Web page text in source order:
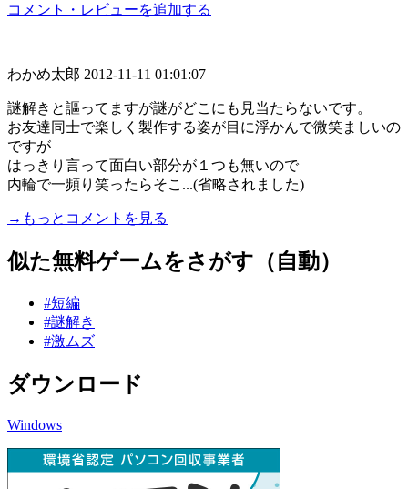
コメント・レビューを追加する
わかめ太郎 2012-11-11 01:01:07
謎解きと謳ってますが謎がどこにも見当たらないです。
お友達同士で楽しく製作する姿が目に浮かんで微笑ましいの
ですが
はっきり言って面白い部分が１つも無いので
内輪で一頻り笑ったらそこ...(省略されました)
→もっとコメントを見る
似た無料ゲームをさがす（自動）
#短編
#謎解き
#激ムズ
ダウンロード
Windows